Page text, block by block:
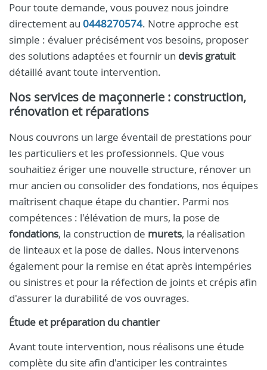
Pour toute demande, vous pouvez nous joindre
directement au 0448270574. Notre approche est
simple : évaluer précisément vos besoins, proposer
des solutions adaptées et fournir un devis gratuit
détaillé avant toute intervention.
Nos services de maçonnerie : construction,
rénovation et réparations
Nous couvrons un large éventail de prestations pour
les particuliers et les professionnels. Que vous
souhaitiez ériger une nouvelle structure, rénover un
mur ancien ou consolider des fondations, nos équipes
maîtrisent chaque étape du chantier. Parmi nos
compétences : l'élévation de murs, la pose de
fondations, la construction de murets, la réalisation
de linteaux et la pose de dalles. Nous intervenons
également pour la remise en état après intempéries
ou sinistres et pour la réfection de joints et crépis afin
d'assurer la durabilité de vos ouvrages.
Étude et préparation du chantier
Avant toute intervention, nous réalisons une étude
complète du site afin d'anticiper les contraintes